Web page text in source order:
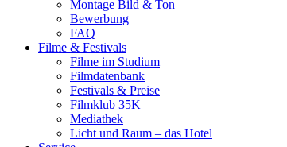
Mon­ta­ge Bild & Ton
Bewer­bung
FAQ
Fil­me & Fes­ti­vals
Fil­me im Stu­di­um
Film­da­ten­bank
Fes­ti­vals & Prei­se
Film­klub 35K
Media­thek
Licht und Raum – das Hotel